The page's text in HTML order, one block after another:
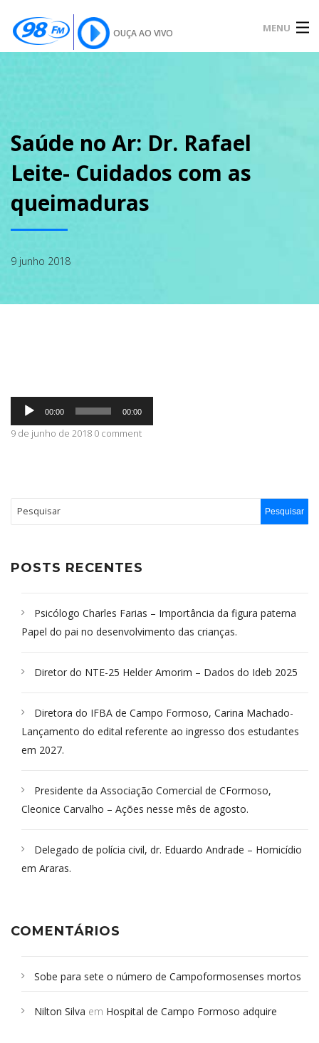
OUÇA AO VIVO MENU
SOBRE
CONTATO
Saúde no Ar: Dr. Rafael
Leite- Cuidados com as
queimaduras
9 junho 2018
Tocador
áudio
00:00 00:00
9 de junho de 2018 0 comment
POSTS RECENTES
Psicólogo Charles Farias – Importância da figura paterna
Papel do pai no desenvolvimento das crianças.
Diretor do NTE-25 Helder Amorim – Dados do Ideb 2025
Diretora do IFBA de Campo Formoso, Carina Machado-
Lançamento do edital referente ao ingresso dos estudantes
em 2027.
Presidente da Associação Comercial de CFormoso,
Cleonice Carvalho – Ações nesse mês de agosto.
Delegado de polícia civil, dr. Eduardo Andrade – Homicídio
em Araras.
COMENTÁRIOS
Sobe para sete o número de Campoformosenses mortos
Campoformosenses que morreram em desabamentos são
Nilton Silva em Hospital de Campo Formoso adquire